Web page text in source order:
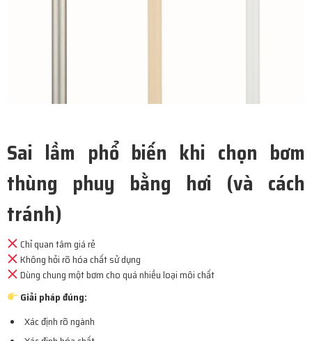
Sai lầm phổ biến khi chọn bơm
thùng phuy bằng hơi (và cách
tránh)
Chỉ quan tâm giá rẻ
Không hỏi rõ hóa chất sử dụng
Dùng chung một bơm cho quá nhiều loại môi chất
Giải pháp đúng:
Xác định rõ ngành